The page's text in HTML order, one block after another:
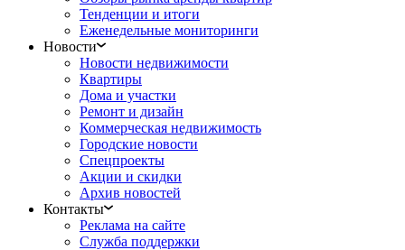
Тенденции и итоги
Еженедельные мониторинги
Новости
Новости недвижимости
Квартиры
Дома и участки
Ремонт и дизайн
Коммерческая недвижимость
Городские новости
Спецпроекты
Акции и скидки
Архив новостей
Контакты
Реклама на сайте
Служба поддержки